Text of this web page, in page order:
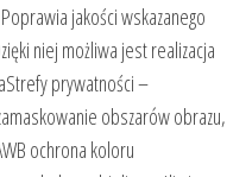
jakości wskazanego
niej możliwa jest realizacja
prywatności –
obszarów obrazu,
ochrona koloru